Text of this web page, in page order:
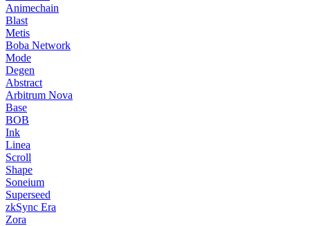
Animechain
Blast
Metis
Boba Network
Mode
Degen
Abstract
Arbitrum Nova
Base
BOB
Ink
Linea
Scroll
Shape
Soneium
Superseed
zkSync Era
Zora